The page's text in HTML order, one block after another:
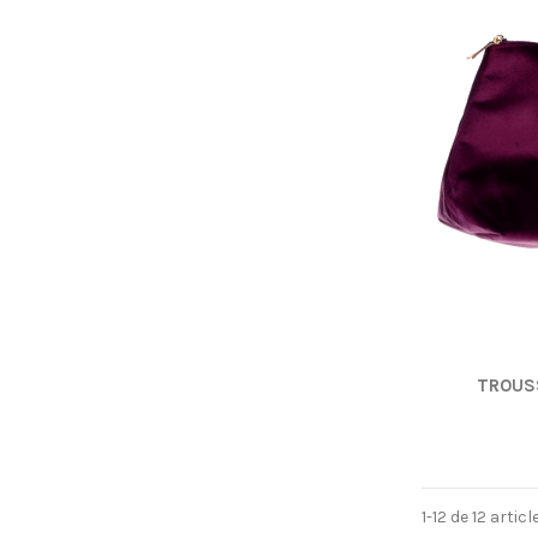
1-12 de 12